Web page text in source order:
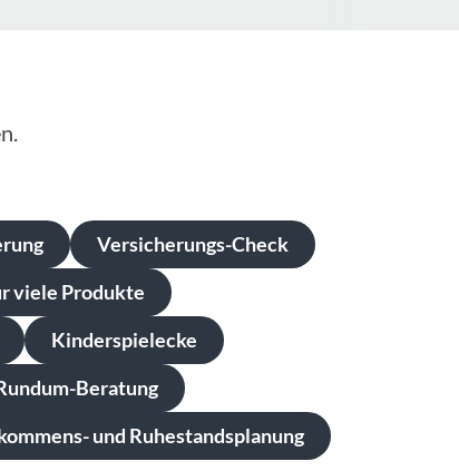
Versicherungs-Check
viele Produkte
Kinderspielecke
Beratung
und Ruhestandsplanung